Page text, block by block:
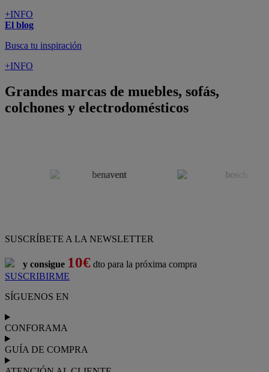
+INFO
El blog
Busca tu inspiración
+INFO
Grandes marcas de muebles, sofás,
colchones y electrodomésticos
SUSCRÍBETE A LA NEWSLETTER
y consigue 10€ dto para la próxima compra
SUSCRIBIRME
SÍGUENOS EN
CONFORAMA
GUÍA DE COMPRA